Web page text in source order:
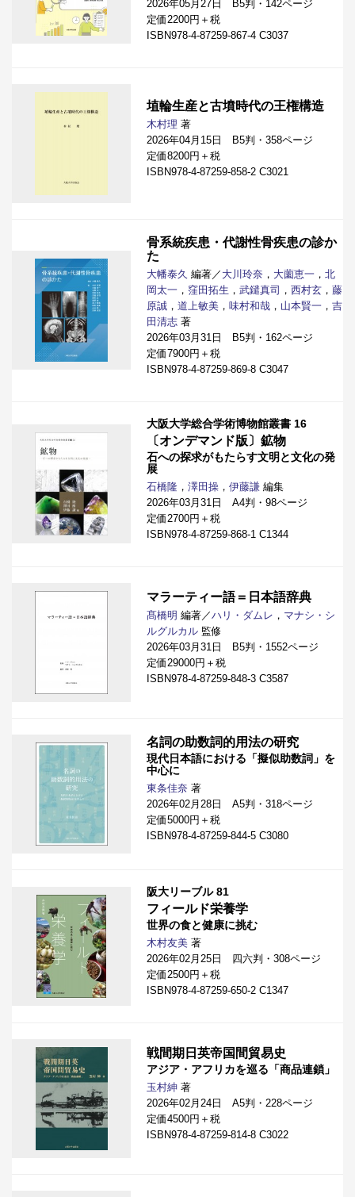
2026年05月27日 B5判・142ページ
定価2200円＋税
ISBN978-4-87259-867-4 C3037
埴輪生産と古墳時代の王権構造
木村理 著
2026年04月15日 B5判・358ページ
定価8200円＋税
ISBN978-4-87259-858-2 C3021
骨系統疾患・代謝性骨疾患の診か
た
大幡泰久 編著／ 大川玲奈 ， 大薗恵一 ， 北
岡太一 ， 窪田拓生 ， 武鑓真司 ， 西村玄 ， 藤
原誠 ， 道上敏美 ， 味村和哉 ， 山本賢一 ， 吉
田清志 著
2026年03月31日 B5判・162ページ
定価7900円＋税
ISBN978-4-87259-869-8 C3047
大阪大学総合学術博物館叢書 16
〔オンデマンド版〕鉱物
石への探求がもたらす文明と文化の発
展
石橋隆 ， 澤田操 ， 伊藤謙 編集
2026年03月31日 A4判・98ページ
定価2700円＋税
ISBN978-4-87259-868-1 C1344
マラーティー語＝日本語辞典
髙橋明 編著／ハリ・ダムレ ， マナシ・シ
ルグルカル 監修
2026年03月31日 B5判・1552ページ
定価29000円＋税
ISBN978-4-87259-848-3 C3587
名詞の助数詞的用法の研究
現代日本語における「擬似助数詞」を
中心に
東条佳奈 著
2026年02月28日 A5判・318ページ
定価5000円＋税
ISBN978-4-87259-844-5 C3080
阪大リーブル 81
フィールド栄養学
世界の食と健康に挑む
木村友美 著
2026年02月25日 四六判・308ページ
定価2500円＋税
ISBN978-4-87259-650-2 C1347
戦間期日英帝国間貿易史
アジア・アフリカを巡る「商品連鎖」
玉村紳 著
2026年02月24日 A5判・228ページ
定価4500円＋税
ISBN978-4-87259-814-8 C3022